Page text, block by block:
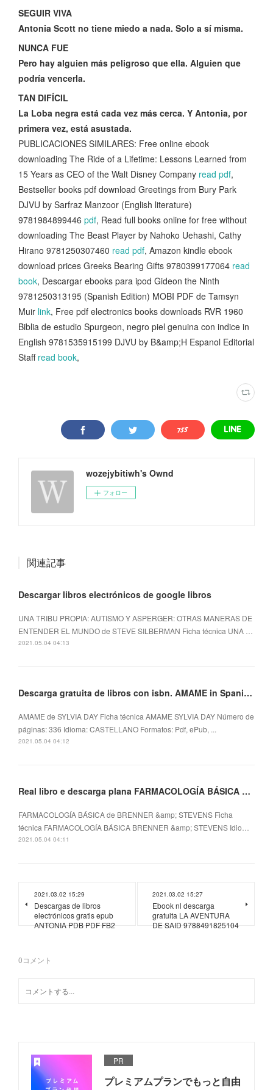
SEGUIR VIVA
Antonia Scott no tiene miedo a nada. Solo a sí misma.
NUNCA FUE
Pero hay alguien más peligroso que ella. Alguien que
podría vencerla.
TAN DIFÍCIL
La Loba negra está cada vez más cerca. Y Antonia, por
primera vez, está asustada.
PUBLICACIONES SIMILARES: Free online ebook
downloading The Ride of a Lifetime: Lessons Learned from
15 Years as CEO of the Walt Disney Company read pdf,
Bestseller books pdf download Greetings from Bury Park
DJVU by Sarfraz Manzoor (English literature)
9781984899446 pdf, Read full books online for free without
downloading The Beast Player by Nahoko Uehashi, Cathy
Hirano 9781250307460 read pdf, Amazon kindle ebook
download prices Greeks Bearing Gifts 9780399177064 read
book, Descargar ebooks para ipod Gideon the Ninth
9781250313195 (Spanish Edition) MOBI PDF de Tamsyn
Muir link, Free pdf electronics books downloads RVR 1960
Biblia de estudio Spurgeon, negro piel genuina con indice in
English 9781535915199 DJVU by B&amp;H Espanol Editorial
Staff read book,
wozejybitiwh's Ownd
フォロー
関連記事
Descargar libros electrónicos de google libros
UNA TRIBU PROPIA: AUTISMO Y ASPERGER: OTRAS MANERAS DE
ENTENDER EL MUNDO de STEVE SILBERMAN Ficha técnica UNA …
2021.05.04 04:13
Descarga gratuita de libros con isbn. AMAME in Spanish de SYLVIA DAY 9788408139218
AMAME de SYLVIA DAY Ficha técnica AMAME SYLVIA DAY Número de
páginas: 336 Idioma: CASTELLANO Formatos: Pdf, ePub, ...
2021.05.04 04:12
Real libro e descarga plana FARMACOLOGÍA BÁSICA 9788491134244
FARMACOLOGÍA BÁSICA de BRENNER &amp; STEVENS Ficha
técnica FARMACOLOGÍA BÁSICA BRENNER &amp; STEVENS Idio…
2021.05.04 04:11
2021.03.02 15:29
Descargas de libros
electrónicos gratis epub
ANTONIA PDB PDF FB2
2021.03.02 15:27
Ebook nl descarga
gratuita LA AVENTURA
DE SAID 9788491825104
0コメント
PR
プレミアムプランでもっと自由